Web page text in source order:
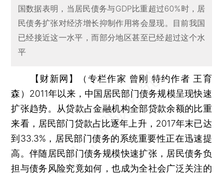
国数据表明，当居民债务与GDP比重超过60%时，居
民债务扩张对经济增长抑制作用将会显现。目前我国
已经接近这一水平，而部分地区甚至已经超过这个水
平
【财新网】（专栏作家 曾刚 特约作者 王育
森） 2011年以来，中国居民部门债务规模呈现快速
扩张趋势。从贷款占金融机构全部贷款余额的比重
来看，居民部门贷款占比逐年上升，2017年末已达
到33.3%，居民部门债务的系统重要性正在迅速提
高。伴随居民部门债务规模快速扩张，居民债务负
担与债务风险究竟如何，也成为全社会广泛关注的